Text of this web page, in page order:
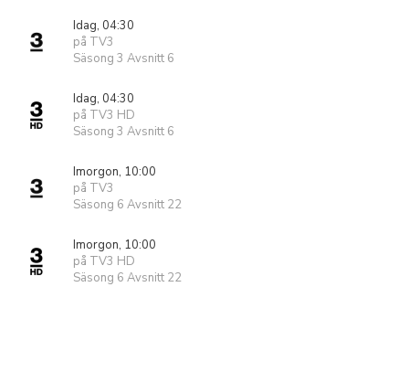
Idag, 04:30
på TV3
Säsong 3 Avsnitt 6
Idag, 04:30
på TV3 HD
Säsong 3 Avsnitt 6
Imorgon, 10:00
på TV3
Säsong 6 Avsnitt 22
Imorgon, 10:00
på TV3 HD
Säsong 6 Avsnitt 22